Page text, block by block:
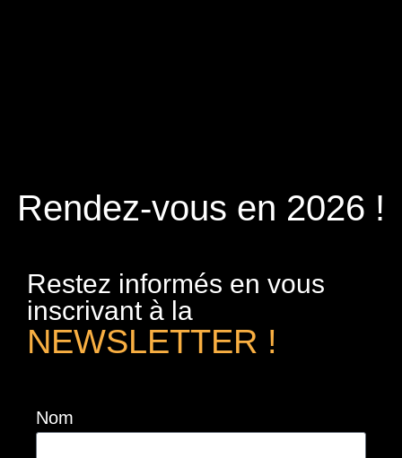
Rendez-vous en 2026 !
Restez informés en vous
inscrivant à la
NEWSLETTER !
Nom